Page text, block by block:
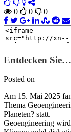
0 0 0
Entdecken
Posted on
Am 15. Mai 2025
Thema
Planeten? statt.
Geoengineering